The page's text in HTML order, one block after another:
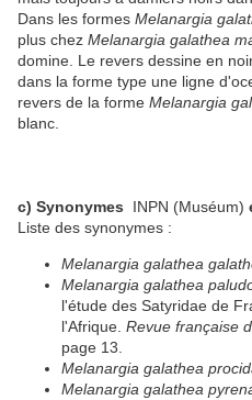
Dans les formes Melanargia
plus chez Melanargia galathea
domine. Le revers dessine en
dans la forme type une ligne
revers de la forme Melanargia
blanc.
c) Synonymes INPN (Muséum)
Liste des synonymes :
Melanargia galathea
Melanargia galathea
l'étude des Satyridae de
l'Afrique. Revue française
page 13.
Melanargia galathea
Melanargia galathea